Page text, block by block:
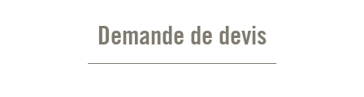
Demande de devis